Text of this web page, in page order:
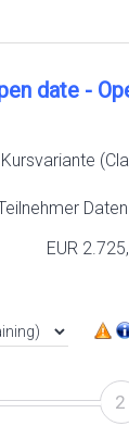
date -
Daten
EUR
2